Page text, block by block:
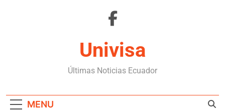
Univisa
Últimas Noticias Ecuador
MENU